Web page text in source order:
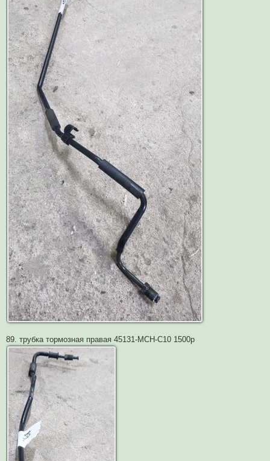
89. трубка тормозная правая 45131-MCH-C10 1500р